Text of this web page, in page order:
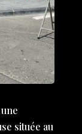
située au